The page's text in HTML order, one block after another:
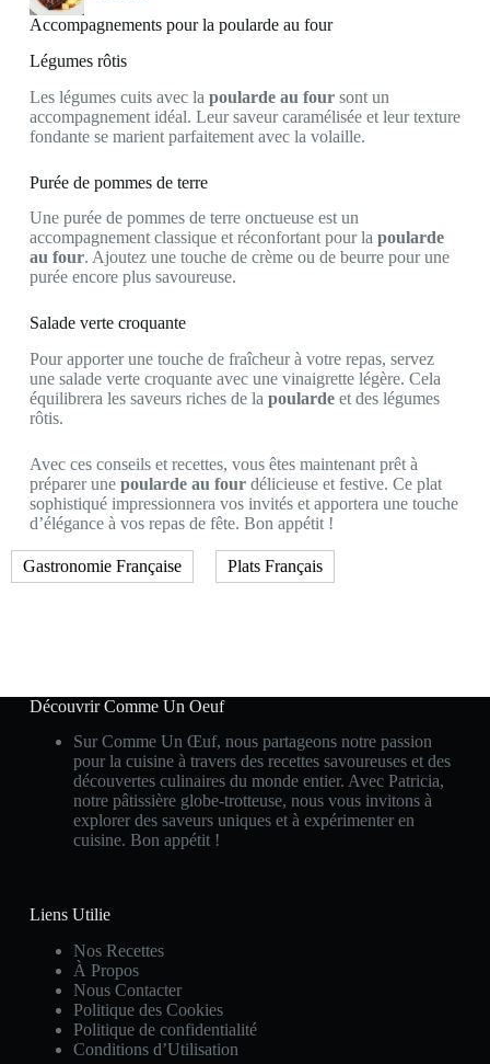
Accompagnements pour la poularde au four
Légumes rôtis
Les légumes cuits avec la poularde au foursont un
accompagnement idéal. Leur saveur caramélisée et leur texture
fondante se marient parfaitement avec la volaille.
Purée de pommes de terre
Une purée de pommes de terre onctueuse est un
accompagnement classique et réconfortant pour la poularde
au four. Ajoutez une touche de crème ou de beurre pour une
purée encore plus savoureuse.
Salade verte croquante
Pour apporter une touche de fraîcheur à votre repas, servez
une salade verte croquante avec une vinaigrette légère. Cela
équilibrera les saveurs riches de la poulardeet des légumes
rôtis.
Avec ces conseils et recettes, vous êtes maintenant prêt à
préparer une poularde au fourdélicieuse et festive. Ce plat
sophistiqué impressionnera vos invités et apportera une touche
d’élégance à vos repas de fête. Bon appétit !
Gastronomie Française Plats Français
Découvrir Comme Un Oeuf
Sur Comme Un Œuf, nous partageons notre passion
pour la cuisine à travers des recettes savoureuses et des
découvertes culinaires du monde entier. Avec Patricia,
notre pâtissière globe-trotteuse, nous vous invitons à
explorer des saveurs uniques et à expérimenter en
cuisine. Bon appétit !
Liens Utilie
Nos Recettes
À Propos
Nous Contacter
Politique des Cookies
Politique de confidentialité
Conditions d’Utilisation